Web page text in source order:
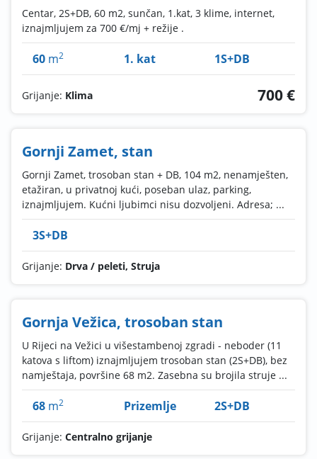
Centar, 2S+DB, 60 m2, sunčan, 1.kat, 3 klime, internet,
iznajmljujem za 700 €/mj + režije .
60 m2 1. kat 1S+DB
Grijanje: Klima 700 €
Gornji Zamet, stan
Gornji Zamet, trosoban stan + DB, 104 m2, nenamješten,
etažiran, u privatnoj kući, poseban ulaz, parking,
iznajmljujem. Kućni ljubimci nisu dozvoljeni. Adresa; ...
3S+DB
Grijanje: Drva / peleti, Struja
Gornja Vežica, trosoban stan
U Rijeci na Vežici u višestambenoj zgradi - neboder (11
katova s liftom) iznajmljujem trosoban stan (2S+DB), bez
namještaja, površine 68 m2. Zasebna su brojila struje ...
68 m2 Prizemlje 2S+DB
Grijanje: Centralno grijanje